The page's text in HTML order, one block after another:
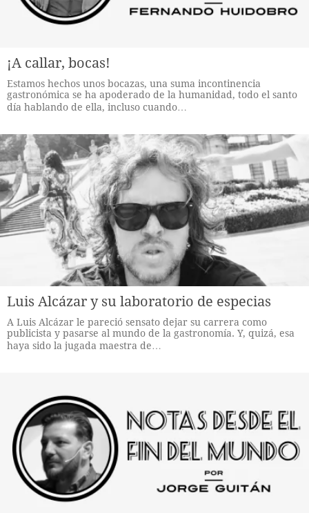
¡A callar, bocas!
Estamos hechos unos bocazas, una suma incontinencia
gastronómica se ha apoderado de la humanidad, todo el santo
día hablando de ella, incluso cuando…
Luis Alcázar y su laboratorio de especias
A Luis Alcázar le pareció sensato dejar su carrera como
publicista y pasarse al mundo de la gastronomía. Y, quizá, esa
haya sido la jugada maestra de…